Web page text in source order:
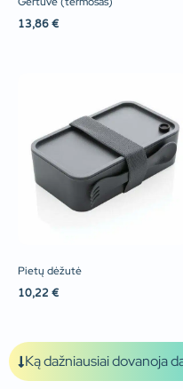
13,86 €
Pietų dėžutė
10,22 €
Ką dažniausiai dovanoja